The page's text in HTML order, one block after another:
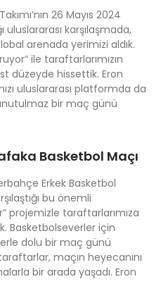
26 Mayıs 2024
karşılaşmada,
arenada yerimizi aldık.
ile taraftarlarımızın
düzeyde hissettik. Eron
uluslararası platformda da
bir maç günü
Basketbol Maçı
Erkek Basketbol
bu önemli
projemizle taraftarlarımıza
Basketbolseverler için
dolu bir maç günü
maçın heyecanını
bir arada yaşadı. Eron